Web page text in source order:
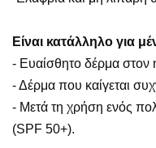
Είναι κατάλληλο για
- Ευαίσθητο δέρμα στον
- Δέρμα που καίγεται
- Μετά τη χρήση ενός
(SPF 50+).